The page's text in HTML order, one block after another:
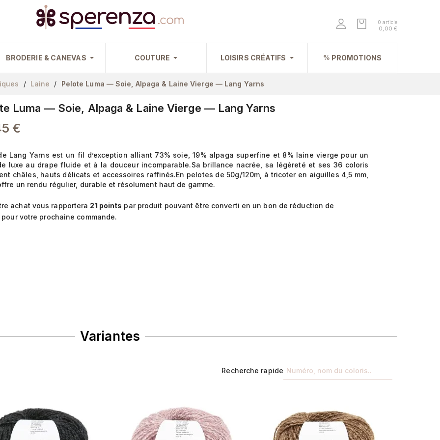
0 article
0,00 €
BRODERIE & CANEVAS COUTURE LOISIRS CRÉATIFS PROMOTIONS
Laine Pelote Luma — Soie, Alpaga & Laine Vierge — Lang Yarns
Luma — Soie, Alpaga & Laine Vierge — Lang Yarns
€
Lang Yarns est un fil d’exception alliant 73% soie, 19% alpaga superfine et 8% laine vierge pour un
luxe au drape fluide et à la douceur incomparable.Sa brillance nacrée, sa légèreté et ses 36 coloris
châles, hauts délicats et accessoires raffinés.En pelotes de 50g/120m, à tricoter en aiguilles 4,5 mm,
un rendu régulier, durable et résolument haut de gamme.
achat vous rapportera 21 points par produit pouvant être converti en un bon de réduction de
pour votre prochaine commande.
Variantes
Recherche rapide